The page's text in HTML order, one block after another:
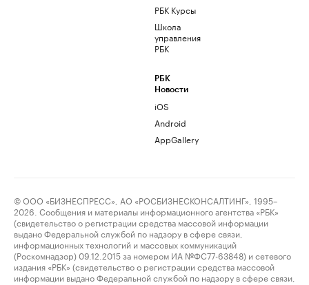
РБК Курсы
Школа
управления
РБК
РБК
Новости
iOS
Android
AppGallery
© ООО «БИЗНЕСПРЕСС», АО «РОСБИЗНЕСКОНСАЛТИНГ», 1995–
2026. Сообщения и материалы информационного агентства «РБК»
(свидетельство о регистрации средства массовой информации
выдано Федеральной службой по надзору в сфере связи,
информационных технологий и массовых коммуникаций
(Роскомнадзор) 09.12.2015 за номером ИА №ФС77-63848) и сетевого
издания «РБК» (свидетельство о регистрации средства массовой
информации выдано Федеральной службой по надзору в сфере связи,